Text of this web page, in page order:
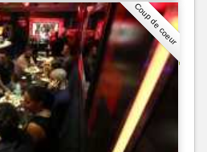
Coup de coeur